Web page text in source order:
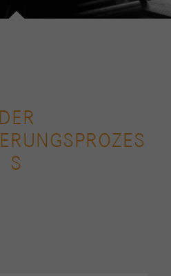
DER
S